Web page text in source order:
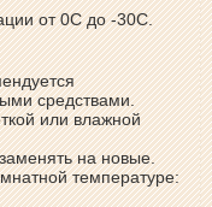
от 0С до -30С.
средствами.
или влажной
на новые.
температуре: